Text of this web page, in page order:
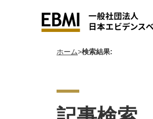
ホーム 検索結果: